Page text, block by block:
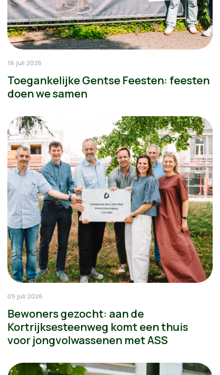
16 juli 2026
Toegankelijke Gentse Feesten: feesten
doen we samen
09 juli 2026
Bewoners gezocht: aan de
Kortrijksesteenweg komt een thuis
voor jongvolwassenen met ASS